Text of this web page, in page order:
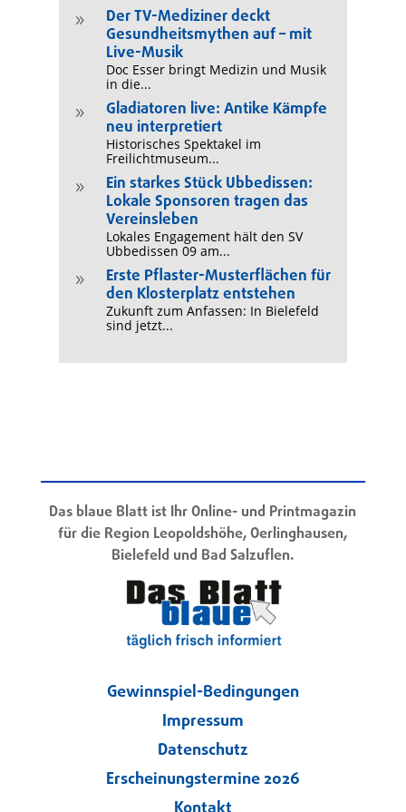
9
Der TV-Mediziner deckt
Gesundheitsmythen auf – mit
Live-Musik
Doc Esser bringt Medizin und Musik
in die...
9
Gladiatoren live: Antike Kämpfe
neu interpretiert
Historisches Spektakel im
Freilichtmuseum...
9
Ein starkes Stück Ubbedissen:
Lokale Sponsoren tragen das
Vereinsleben
Lokales Engagement hält den SV
Ubbedissen 09 am...
9
Erste Pflaster-Musterflächen für
den Klosterplatz entstehen
Zukunft zum Anfassen: In Bielefeld
sind jetzt...
Das blaue Blatt ist Ihr Online- und Printmagazin
für die Region Leopoldshöhe, Oerlinghausen,
Bielefeld und Bad Salzuflen.
Gewinnspiel-Bedingungen
Impressum
Datenschutz
Erscheinungstermine 2026